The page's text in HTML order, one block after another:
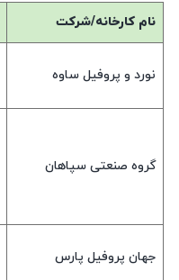
نام کارخانه/شرکت
نورد و پروفیل ساوه
گروه صنعتی سپاهان
جهان پروفیل پارس